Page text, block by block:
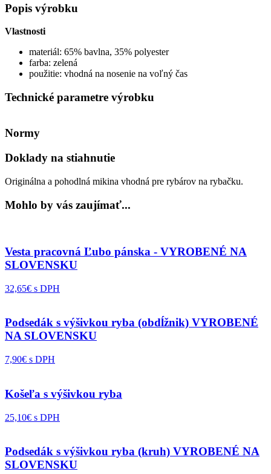
Popis výrobku
Vlastnosti
materiál: 65% bavlna, 35% polyester
farba: zelená
použitie: vhodná na nosenie na voľný čas
Technické parametre výrobku
Normy
Doklady na stiahnutie
Originálna a pohodlná mikina vhodná pre rybárov na rybačku.
Mohlo by vás zaujímať...
Vesta pracovná Ľubo pánska - VYROBENÉ NA
SLOVENSKU
32,65€ s DPH
Podsedák s výšivkou ryba (obdĺžnik) VYROBENÉ
NA SLOVENSKU
7,90€ s DPH
Košeľa s výšivkou ryba
25,10€ s DPH
Podsedák s výšivkou ryba (kruh) VYROBENÉ NA
SLOVENSKU